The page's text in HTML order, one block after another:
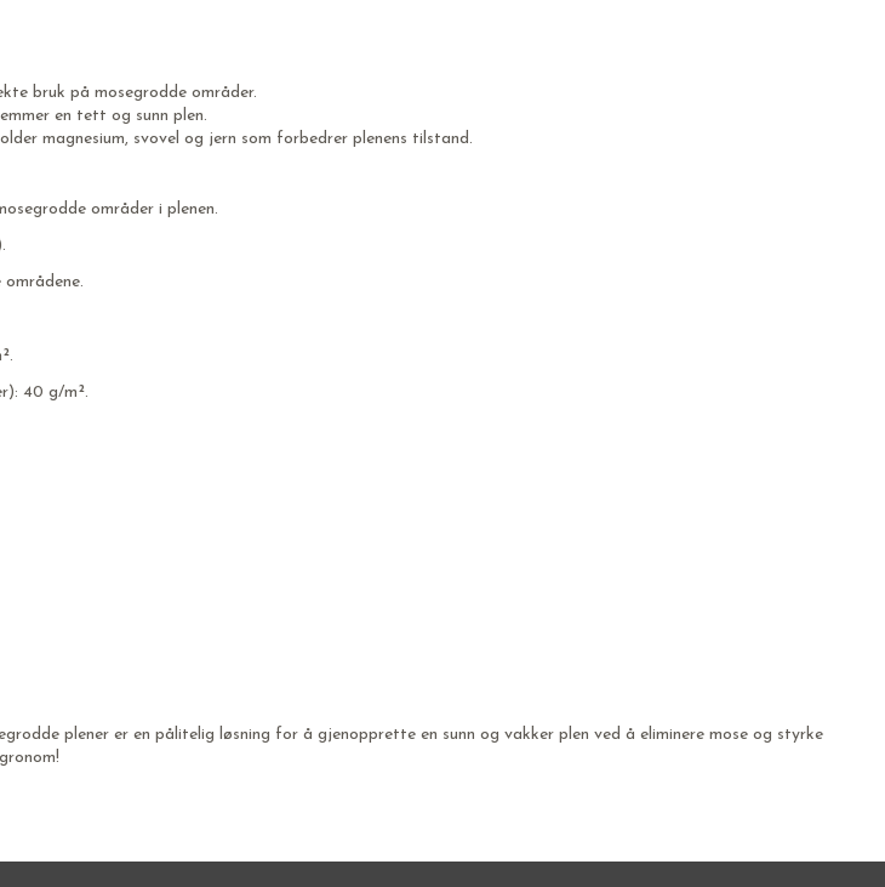
bruk på mosegrodde områder.
en tett og sunn plen.
magnesium, svovel og jern som forbedrer plenens tilstand.
områder i plenen.
40 g/m².
plener er en pålitelig løsning for å gjenopprette en sunn og vakker plen ved å eliminere mose og styrke